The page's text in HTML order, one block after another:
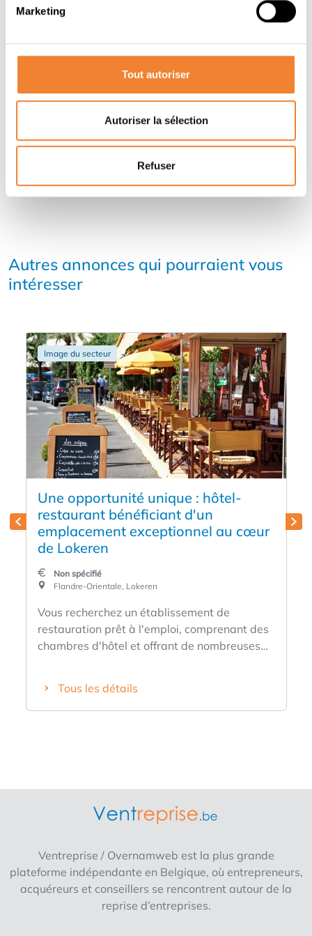
Marketing
Tout autoriser
Autoriser la sélection
Refuser
PARTAGER CETTE ANNONCE
Autres annonces qui pourraient vous
intéresser
Image du secteur
Une opportunité unique : hôtel-
restaurant bénéficiant d'un
emplacement exceptionnel au cœur
de Lokeren
Non spécifié
Flandre-Orientale, Lokeren
Vous recherchez un établissement de
restauration prêt à l'emploi, comprenant des
chambres d'hôtel et offrant de nombreuses
Lokeren, cet établissement bien établi
bénéficie d'une excellente visibilité et est le
chacune dotée d'une salle de bains privative.
Le restaurant peut accueillir plus de 100
conviviaux, ce qui en fait un lieu idéal aussi
bien pour les repas à la carte que pour les
groupes, les fêtes et les événements. La
cuisine professionnelle est entièrement
Tous les détails
Ventreprise / Overnamweb est la plus grande
plateforme indépendante en Belgique, où entrepreneurs,
acquéreurs et conseillers se rencontrent autour de la
reprise d’entreprises.